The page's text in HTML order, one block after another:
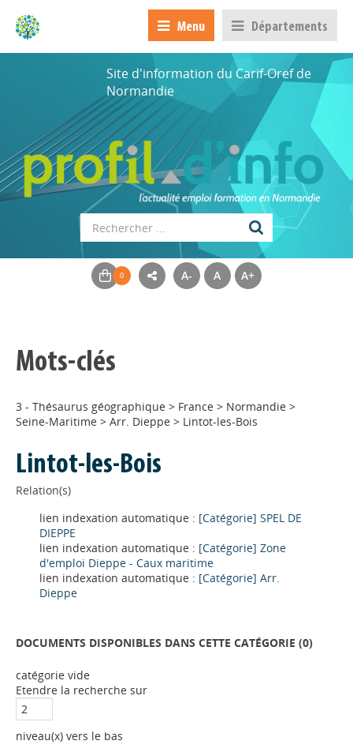
Menu Départements
Site d'information du Carif-Oref de
Normandie
A- A A+
Mots-clés
3 - Thésaurus géographique > France > Normandie >
Seine-Maritime > Arr. Dieppe > Lintot-les-Bois
Lintot-les-Bois
Relation(s)
lien indexation automatique : [Catégorie] SPEL DE
DIEPPE
lien indexation automatique : [Catégorie] Zone
d'emploi Dieppe - Caux maritime
lien indexation automatique : [Catégorie] Arr.
Dieppe
DOCUMENTS DISPONIBLES DANS CETTE CATÉGORIE (0)
catégorie vide
Etendre la recherche sur
niveau(x) vers le bas
Appels à projets
Déposer une actu !